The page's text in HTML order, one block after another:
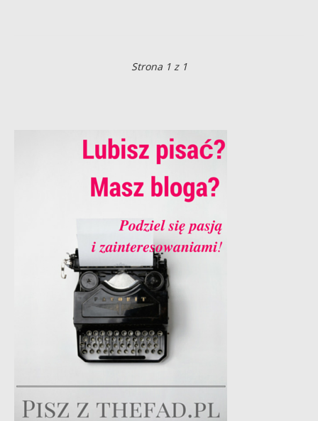
Strona 1 z 1